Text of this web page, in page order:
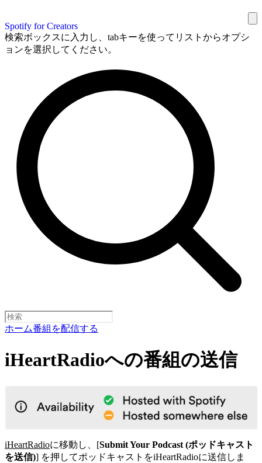
Spotify for Creators
検索ボックスに入力し、tabキーを使ってリストからオプシ
ョンを選択してください。
ホーム番組を配信する
iHeartRadioへの番組の送信
iHeartRadioに移動し、[Submit Your Podcast (ポッドキャスト
を送信)] を押してポッドキャストをiHeartRadioに送信しま